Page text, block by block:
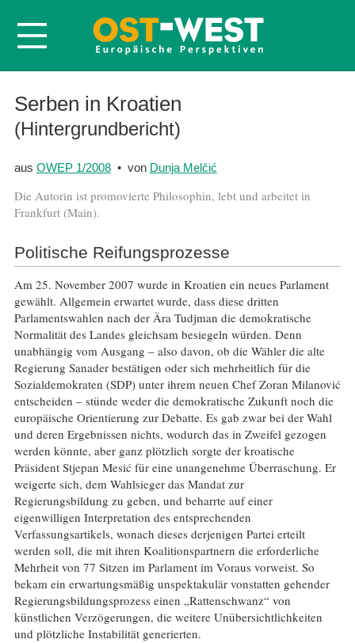
Startseite
Über OWEP
Nachbestellen
Kontakt
Serben in Kroatien
(Hintergrundbericht)
aus OWEP 1/2008• von Dunja Melčić
Die Autorin ist promovierte Philosophin, lebt und arbeitet in
Frankfurt (Main).
Politische Reifungsprozesse
Am 25. November 2007 wurde in Kroatien ein neues Parlament
gewählt. Allgemein erwartet wurde, dass diese dritten
Parlamentswahlen nach der Ära Tudjman die demokratische
Normalität des Landes gleichsam besiegeln würden. Denn
unabhängig vom Ausgang – also davon, ob die Wähler die alte
Regierung Sanader bestätigen oder sich mehrheitlich für die
Sozialdemokraten (SDP) unter ihrem neuen Chef Zoran Milanović
entscheiden – stünde weder die demokratische Zukunft noch die
europäische Orientierung zur Debatte. Es gab zwar bei der Wahl
und deren Ergebnissen nichts, wodurch das in Zweifel gezogen
werden könnte, aber ganz plötzlich sorgte der kroatische
Präsident Stjepan Mesić für eine unangenehme Überraschung. Er
weigerte sich, dem Wahlsieger das Mandat zur
Regierungsbildung zu geben, und beharrte auf einer
eigenwilligen Interpretation des entsprechenden
Verfassungsartikels, wonach dieses derjenigen Partei erteilt
werden soll, die mit ihren Koalitionspartnern die erforderliche
Mehrheit von 77 Sitzen im Parlament im Voraus vorweist. So
bekam ein erwartungsmäßig unspektakulär vonstatten gehender
Regierungsbildungsprozess einen „Rattenschwanz“ von
künstlichen Verzögerungen, die weitere Unübersichtlichkeiten
und plötzliche Instabilität generierten.